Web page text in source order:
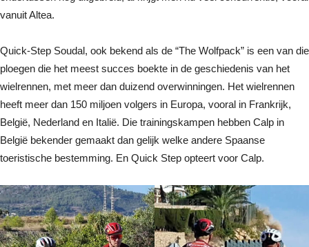
vanuit Altea.
Quick-Step Soudal, ook bekend als de “The Wolfpack” is een van die
ploegen die het meest succes boekte in de geschiedenis van het
wielrennen, met meer dan duizend overwinningen. Het wielrennen
heeft meer dan 150 miljoen volgers in Europa, vooral in Frankrijk,
België, Nederland en Italië. Die trainingskampen hebben Calp in
België bekender gemaakt dan gelijk welke andere Spaanse
toeristische bestemming. En Quick Step opteert voor Calp.